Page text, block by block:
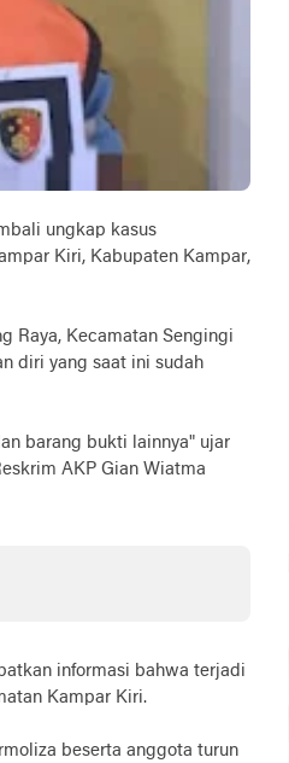
ungkap kasus
Kiri, Kabupaten Kampar,
Raya, Kecamatan Sengingi
diri yang saat ini sudah
barang bukti lainnya" ujar
AKP Gian Wiatma
informasi bahwa terjadi
Kampar Kiri.
beserta anggota turun